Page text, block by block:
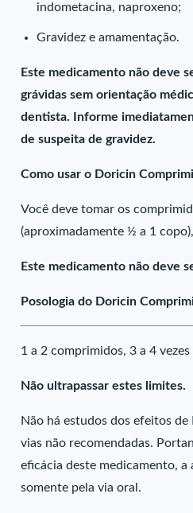
indometacina, naproxeno;
Gravidez e amamentação.
Este medicamento não deve
grávidas sem orientação
dentista. Informe
de suspeita de gravidez.
Como usar o Doricin
Você deve tomar os
(aproximadamente ½ a 1
Este medicamento não deve
Posologia do Doricin
1 a 2 comprimidos, 3 a 4
Não ultrapassar estes limites.
Não há estudos dos efeitos
vias não recomendadas.
eficácia deste medicamento, a
somente pela via oral.